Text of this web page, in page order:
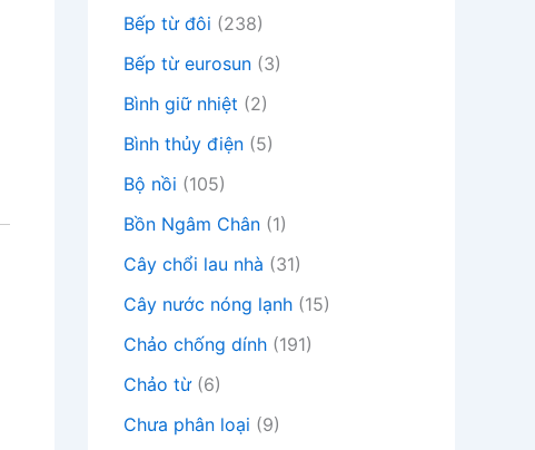
Bếp từ đôi (238)
Bếp từ eurosun (3)
Bình giữ nhiệt (2)
Bình thủy điện (5)
Bộ nồi (105)
Bồn Ngâm Chân (1)
Cây chổi lau nhà (31)
Cây nước nóng lạnh (15)
Chảo chống dính (191)
Chảo từ (6)
Chưa phân loại (9)